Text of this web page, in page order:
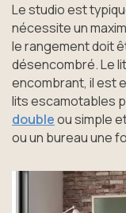
Le studio est
nécessite un
le rangement doit
désencombré. Le
encombrant, il est
lits escamotables
doubleou simple
ou un bureau une